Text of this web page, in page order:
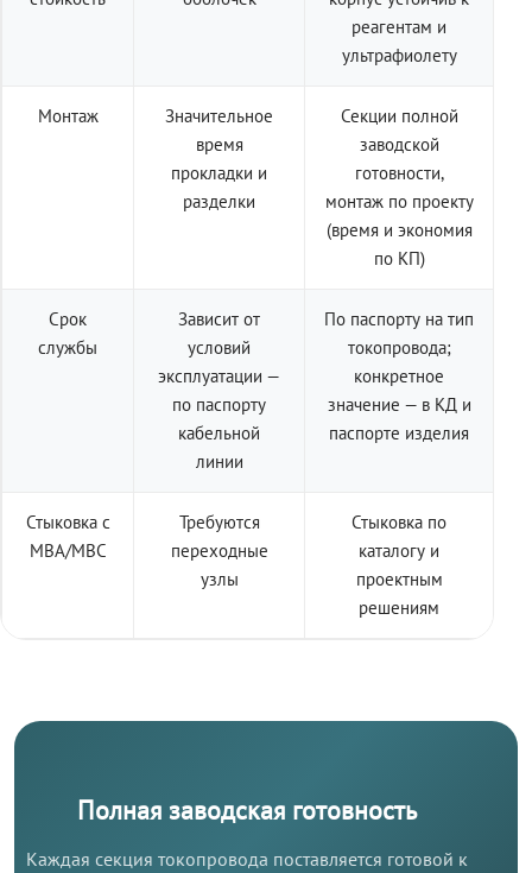
реагентам и
ультрафиолету
Монтаж
Значительное
время
прокладки и
разделки
Секции полной
заводской
готовности,
монтаж по проекту
(время и экономия
по КП)
Срок
службы
Зависит от
условий
эксплуатации —
по паспорту
кабельной
линии
По паспорту на тип
токопровода;
конкретное
значение — в КД и
паспорте изделия
Стыковка с
МВА/МВС
Требуются
переходные
узлы
Стыковка по
каталогу и
проектным
решениям
Полная заводская готовность
Каждая секция токопровода поставляется готовой к